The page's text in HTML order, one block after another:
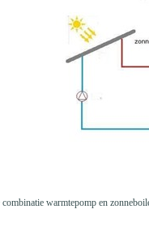
warmtepomp en